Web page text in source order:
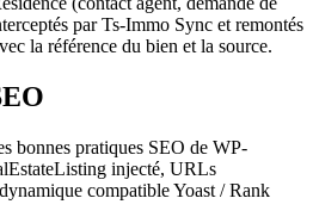
par Ts-Immo Sync et remontés
la référence du bien et la source.
bonnes pratiques SEO de WP-
injecté, URLs
compatible Yoast / Rank